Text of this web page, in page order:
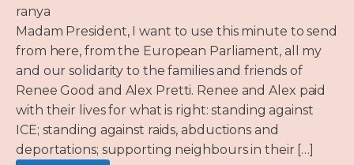
ranya
Madam President, I want to use this minute to send
from here, from the European Parliament, all my
and our solidarity to the families and friends of
Renee Good and Alex Pretti. Renee and Alex paid
with their lives for what is right: standing against
ICE; standing against raids, abductions and
deportations; supporting neighbours in their […]